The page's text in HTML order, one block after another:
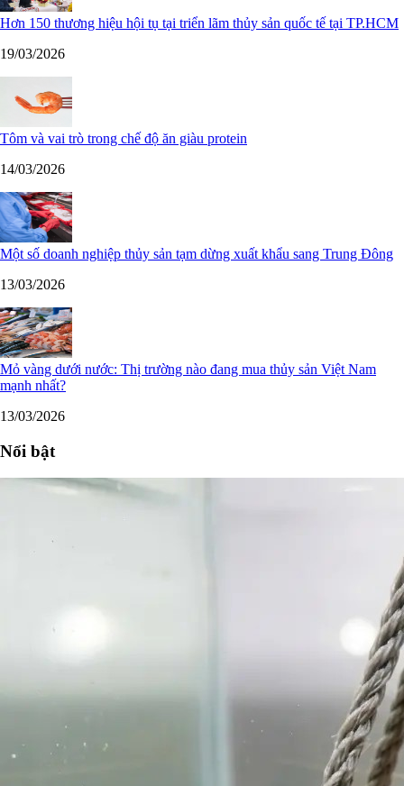
Hơn 150 thương hiệu hội tụ tại triển lãm thủy sản quốc tế tại TP.HCM
19/03/2026
Tôm và vai trò trong chế độ ăn giàu protein
14/03/2026
Một số doanh nghiệp thủy sản tạm dừng xuất khẩu sang Trung Đông
13/03/2026
Mỏ vàng dưới nước: Thị trường nào đang mua thủy sản Việt Nam
mạnh nhất?
13/03/2026
Nổi bật